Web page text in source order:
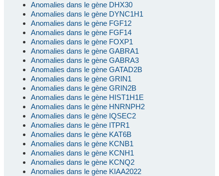
Anomalies dans le gène DHX30
Anomalies dans le gène DYNC1H1
Anomalies dans le gène FGF12
Anomalies dans le gène FGF14
Anomalies dans le gène FOXP1
Anomalies dans le gène GABRA1
Anomalies dans le gène GABRA3
Anomalies dans le gène GATAD2B
Anomalies dans le gène GRIN1
Anomalies dans le gène GRIN2B
Anomalies dans le gène HIST1H1E
Anomalies dans le gène HNRNPH2
Anomalies dans le gène IQSEC2
Anomalies dans le gène ITPR1
Anomalies dans le gène KAT6B
Anomalies dans le gène KCNB1
Anomalies dans le gène KCNH1
Anomalies dans le gène KCNQ2
Anomalies dans le gène KIAA2022